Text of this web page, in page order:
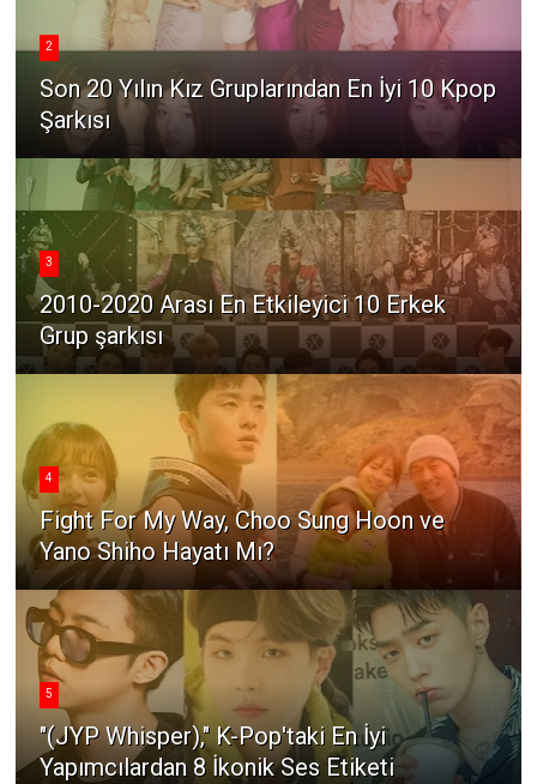
2
Son 20 Yılın Kız Gruplarından En İyi 10 Kpop
Şarkısı
3
2010-2020 Arası En Etkileyici 10 Erkek
Grup şarkısı
4
Fight For My Way, Choo Sung Hoon ve
Yano Shiho Hayatı Mı?
5
"(JYP Whisper)," K-Pop'taki En İyi
Yapımcılardan 8 İkonik Ses Etiketi